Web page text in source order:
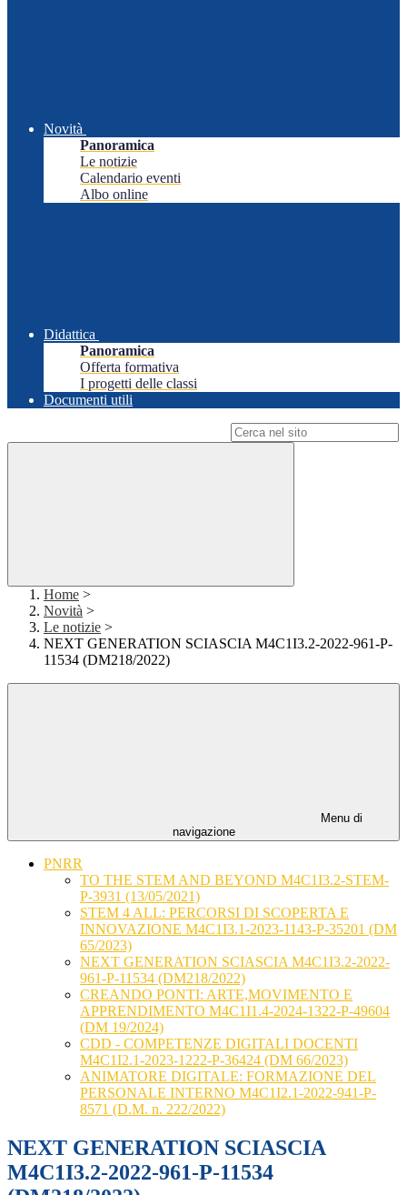
Novità
Panoramica
Le notizie
Calendario eventi
Albo online
Didattica
Panoramica
Offerta formativa
I progetti delle classi
Documenti utili
Home >
Novità >
Le notizie >
NEXT GENERATION SCIASCIA M4C1I3.2-2022-961-P-
11534 (DM218/2022)
Menu di
navigazione
PNRR
TO THE STEM AND BEYOND M4C1I3.2-STEM-
P-3931 (13/05/2021)
STEM 4 ALL: PERCORSI DI SCOPERTA E
INNOVAZIONE M4C1I3.1-2023-1143-P-35201 (DM
65/2023)
NEXT GENERATION SCIASCIA M4C1I3.2-2022-
961-P-11534 (DM218/2022)
CREANDO PONTI: ARTE,MOVIMENTO E
APPRENDIMENTO M4C1I1.4-2024-1322-P-49604
(DM 19/2024)
CDD - COMPETENZE DIGITALI DOCENTI
M4C1I2.1-2023-1222-P-36424 (DM 66/2023)
ANIMATORE DIGITALE: FORMAZIONE DEL
PERSONALE INTERNO M4C1I2.1-2022-941-P-
8571 (D.M. n. 222/2022)
NEXT GENERATION SCIASCIA
M4C1I3.2-2022-961-P-11534